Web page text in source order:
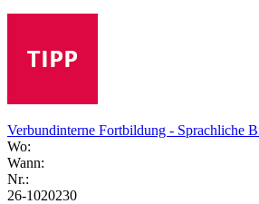
Verbundinterne Fortbildung - Sprachliche
Wo:
Wann:
Nr.:
26-1020230